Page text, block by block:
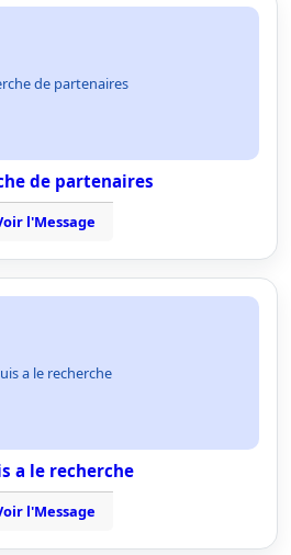
de partenaires
de partenaires
l'Message
a le recherche
a le recherche
l'Message